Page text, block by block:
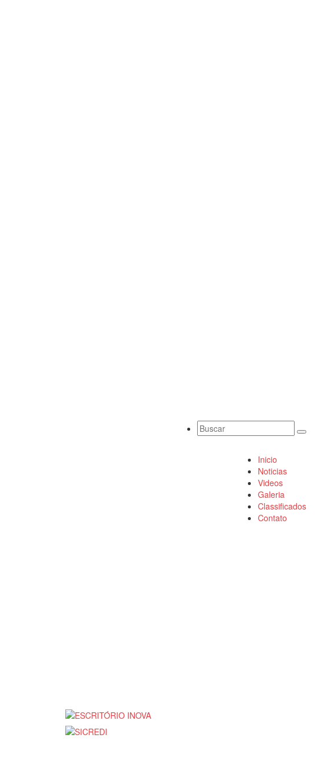
Inicio
Noticias
Videos
Galeria
Classificados
Contato